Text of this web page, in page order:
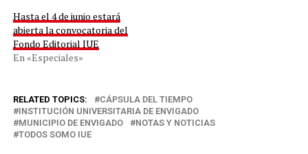
Hasta el 4 de junio estará
abierta la convocatoria del
Fondo Editorial IUE
En «Especiales»
RELATED TOPICS:
CÁPSULA DEL TIEMPO
INSTITUCIÓN UNIVERSITARIA DE ENVIGADO
MUNICIPIO DE ENVIGADO
NOTAS Y NOTICIAS
TODOS SOMO IUE